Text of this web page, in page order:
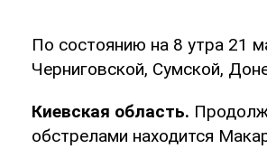
По состоянию на 8 утра 21
Черниговской, Сумской,
Киевская область.
обстрелами находится